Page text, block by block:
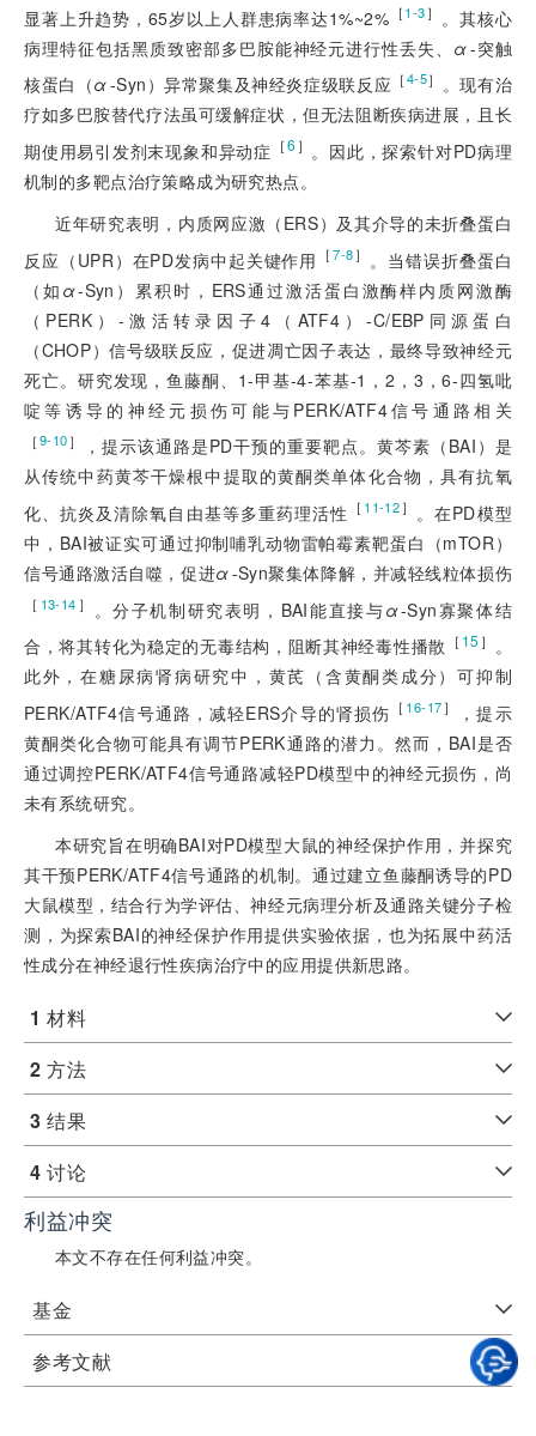
显著上升趋势，65岁以上人群患病率达1%~2% ［1-3］
。其核心
病理特征包括黑质致密部多巴胺能神经元进行性丢失、 α-突触
核蛋白（α-Syn）异常聚集及神经炎症级联反应 ［4-5］ 。现有治
疗如多巴胺替代疗法虽可缓解症状，但无法阻断疾病进展，且长
期使用易引发剂末现象和异动症 ［6 ］ 。因此，探索针对PD病理
机制的多靶点治疗策略成为研究热点。
近年研究表明，内质网应激（ERS）及其介导的未折叠蛋白
反应（UPR）在PD发病中起关键作用 ［7-8］
。当错误折叠蛋白
（如 α-Syn）累积时，ERS通过激活蛋白激酶样内质网激酶
（PERK）-激活转录因子4（ATF4）-C/EBP同源蛋白
（CHOP）信号级联反应，促进凋亡因子表达，最终导致神经元
死亡。研究发现，鱼藤酮、1-甲基-4-苯基-1，2，3，6-四氢吡
啶等诱导的神经元损伤可能与PERK/ATF4信号通路相关
［9-10］
，提示该通路是PD干预的重要靶点。黄芩素（BAI）是
从传统中药黄芩干燥根中提取的黄酮类单体化合物，具有抗氧
化、抗炎及清除氧自由基等多重药理活性 ［ 11-12］
。在PD模型
中，BAI被证实可通过抑制哺乳动物雷帕霉素靶蛋白（mTOR）
信号通路激活自噬，促进α-Syn聚集体降解，并减轻线粒体损伤
［ 13-14 ］ 。分子机制研究表明，BAI能直接与α-Syn寡聚体结
合，将其转化为稳定的无毒结构，阻断其神经毒性播散 ［ 15 ］ 。
此外，在糖尿病肾病研究中，黄芪（含黄酮类成分）可抑制
PERK/ATF4信号通路，减轻ERS介导的肾损伤 ［ 16-17］
，提示
黄酮类化合物可能具有调节PERK通路的潜力。然而，BAI是否
通过调控PERK/ATF4信号通路减轻PD模型中的神经元损伤，尚
未有系统研究。
本研究旨在明确BAI对PD模型大鼠的神经保护作用，并探究
其干预PERK/ATF4信号通路的机制。通过建立鱼藤酮诱导的PD
大鼠模型，结合行为学评估、神经元病理分析及通路关键分子检
测，为探索BAI的神经保护作用提供实验依据，也为拓展中药活
性成分在神经退行性疾病治疗中的应用提供新思路。
1材料
2方法
3结果
4讨论
利益冲突
本文不存在任何利益冲突。
基金
参考文献